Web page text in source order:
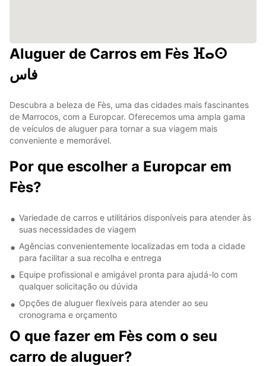
Aluguer de Carros em Fès ⴼⴰⵙ
فاس
Descubra a beleza de Fès, uma das cidades mais fascinantes
de Marrocos, com a Europcar. Oferecemos uma ampla gama
de veículos de aluguer para tornar a sua viagem mais
conveniente e memorável.
Por que escolher a Europcar em
Fès?
Variedade de carros e utilitários disponíveis para atender às
suas necessidades de viagem
Agências convenientemente localizadas em toda a cidade
para facilitar a sua recolha e entrega
Equipe profissional e amigável pronta para ajudá-lo com
qualquer solicitação ou dúvida
Opções de aluguer flexíveis para atender ao seu
cronograma e orçamento
O que fazer em Fès com o seu
carro de aluguer?